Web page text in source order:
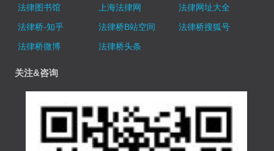
法律图书馆 上海法律网
法律网址大全
法律桥-知乎
法律桥B站空间
法律桥搜狐号
法律桥微博
法律桥头条
关注&咨询